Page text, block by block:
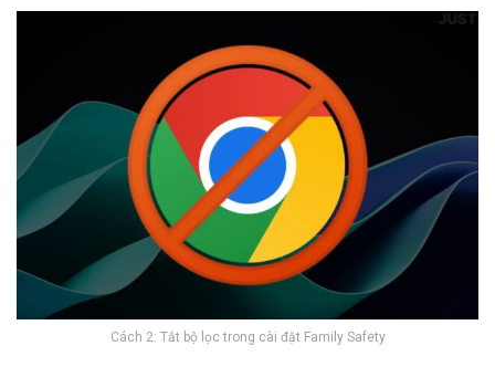
Cách 2: Tắt bộ lọc trong cài đặt Family Safety